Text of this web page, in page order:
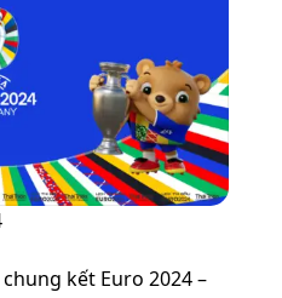
kết Euro 2024 –